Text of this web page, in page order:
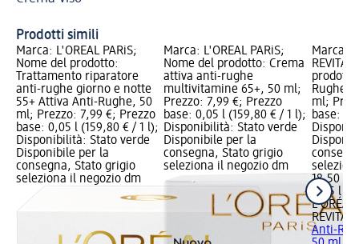
Prodotti simili
Marca: L'ORÉAL PARiS;
Nome del prodotto:
Trattamento riparatore
anti-rughe giorno e notte
55+ Attiva Anti-Rughe, 50
ml; Prezzo: 7,99 €; Prezzo
base: 0,05 l (159,80 € / 1 l);
Disponibilità: Stato verde
Disponibile per la
consegna, Stato grigio
seleziona il negozio dm
Marca: L'ORÉAL PARiS;
Nome del prodotto: Crema
attiva anti-rughe
multivitamine 65+, 50 ml;
Prezzo: 7,99 €; Prezzo
base: 0,05 l (159,80 € / 1 l);
Disponibilità: Stato verde
Disponibile per la
consegna, Stato grigio
seleziona il negozio dm
Marca:
Rughe
ml;
base:
18,50 €
0,05 l
L'ORÉAL
Anti-